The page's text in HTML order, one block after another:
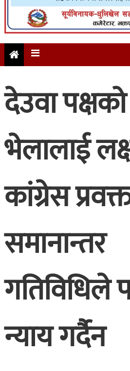
देउवा पक्षको
भेलालाई
कांग्रेस
समानान्तर
गतिविधिले
न्याय गर्दैन